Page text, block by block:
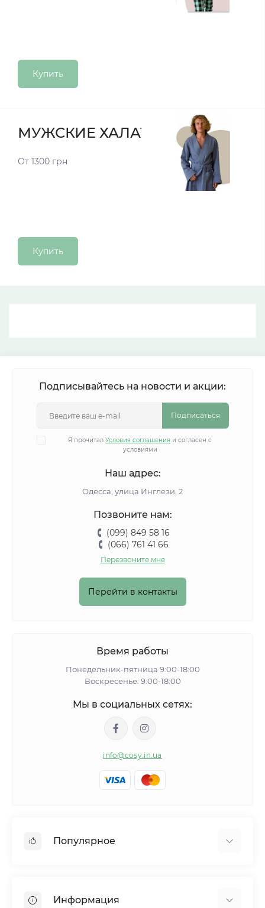
Купить
МУЖСКИЕ ХАЛАТЫ
От 1300 грн
Купить
Подписывайтесь на новости и акции:
Подписаться
Я прочитал Условия соглашения и согласен с
условиями
Наш адрес:
Одесса, улица Инглези, 2
Позвоните нам:
(099) 849 58 16
(066) 761 41 66
Перезвоните мне
Перейти в контакты
Время работы
Понедельник-пятница 9:00-18:00
Воскресенье: 9:00-18:00
Мы в социальных сетях:
info@cosy.in.ua
Популярное
Информация